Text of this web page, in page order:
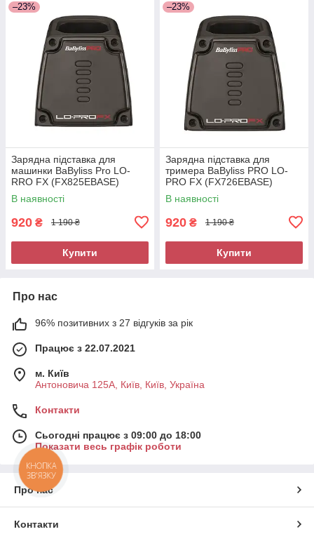
–23%
Зарядна підставка для
машинки BaByliss Pro LO-
RRO FX (FX825EBASE)
В наявності
920 ₴ 1 190 ₴
Купити
–23%
Зарядна підставка для
тримера BaByliss PRO LO-
PRO FX (FX726EBASE)
В наявності
920 ₴ 1 190 ₴
Купити
Про нас
96% позитивних з 27 відгуків за рік
Працює з 22.07.2021
м. Київ
Антоновича 125А, Київ, Київ, Україна
Контакти
Сьогодні працює з 09:00 до 18:00
Показати весь графік роботи
Про нас
Контакти
КНОПКА
ЗВ'ЯЗКУ